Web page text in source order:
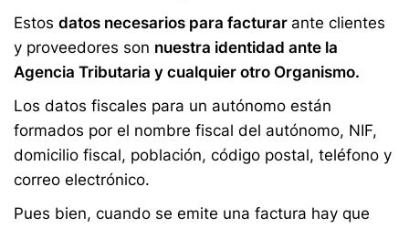
Estos datos necesarios para facturar ante clientes
y proveedores son nuestra identidad ante la
Agencia Tributaria y cualquier otro Organismo.
Los datos fiscales para un autónomo están
formados por el nombre fiscal del autónomo, NIF,
domicilio fiscal, población, código postal, teléfono y
correo electrónico.
Pues bien, cuando se emite una factura hay que